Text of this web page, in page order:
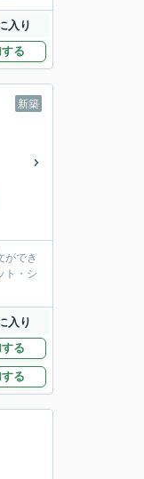
入り
る
新築
ができ
ト・シ
入り
る
る